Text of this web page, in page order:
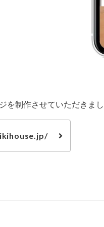
を制作させていただきま